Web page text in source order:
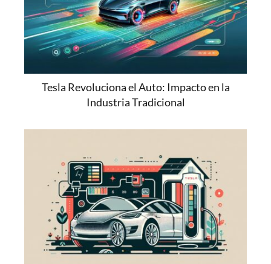
Tesla Revoluciona el Auto: Impacto en la
Industria Tradicional